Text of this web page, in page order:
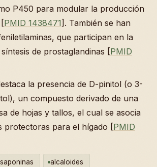
P450 para modular la producción
PMID 1438471]. También se han
que participan en la
de prostaglandinas [PMID
la presencia de D-pinitol (o 3-
un compuesto derivado de una
de hojas y tallos, el cual se asocia
protectoras para el hígado [PMID
saponinas alcaloides